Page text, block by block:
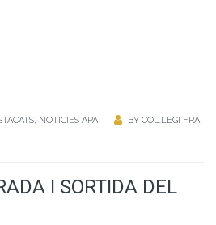
, NOTICIES APA BY COL.LEGI FRA
I SORTIDA DEL